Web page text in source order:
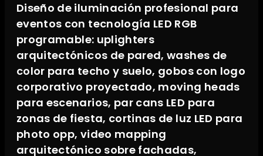
Diseño de iluminación profesional para
eventos con tecnología LED RGB
programable: uplighters
arquitectónicos de pared, washes de
color para techo y suelo, gobos con logo
corporativo proyectado, moving heads
para escenarios, par cans LED para
zonas de fiesta, cortinas de luz LED para
photo opp, video mapping
arquitectónico sobre fachadas,